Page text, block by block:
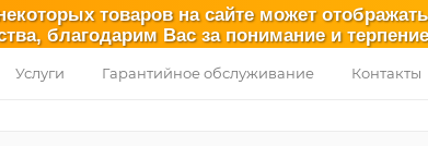
товаров на сайте может
благодарим Вас за понимание и
Услуги Гарантийное обслуживание Контакты